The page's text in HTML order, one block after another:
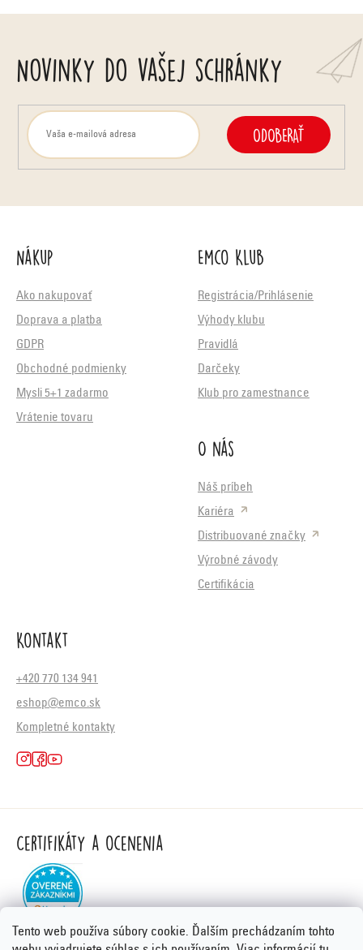
Tento web používa súbory cookie. Ďalším prechádzaním tohto
Novinky do vašej schránky
ODOBERAŤ
Nákup
Ako nakupovať
Doprava a platba
GDPR
Obchodné podmienky
Mysli 5+1 zadarmo
Vrátenie tovaru
Emco Klub
Registrácia/Prihlásenie
Výhody klubu
Pravidlá
Darčeky
Klub pro zamestnance
O nás
Náš príbeh
Kariéra
Distribuované značky
Výrobné závody
Certifikácia
Kontakt
+420 770 134 941
eshop@emco.sk
Kompletné kontakty
Certifikáty a ocenenia